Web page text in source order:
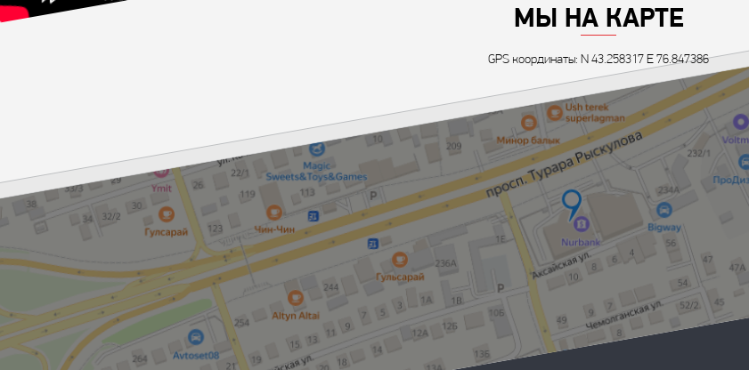
МЫ НА КАРТЕ
GPS координаты: N 43.258317 E 76.847386